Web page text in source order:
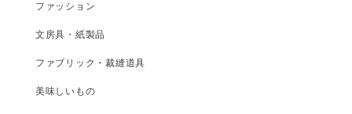
ファッション
文房具・紙製品
ファブリック・裁縫道具
美味しいもの